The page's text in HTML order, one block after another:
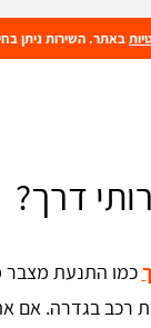
באתר. השירות ניתן
דרך?
כמו התנעת
רכב בגדרה. אם